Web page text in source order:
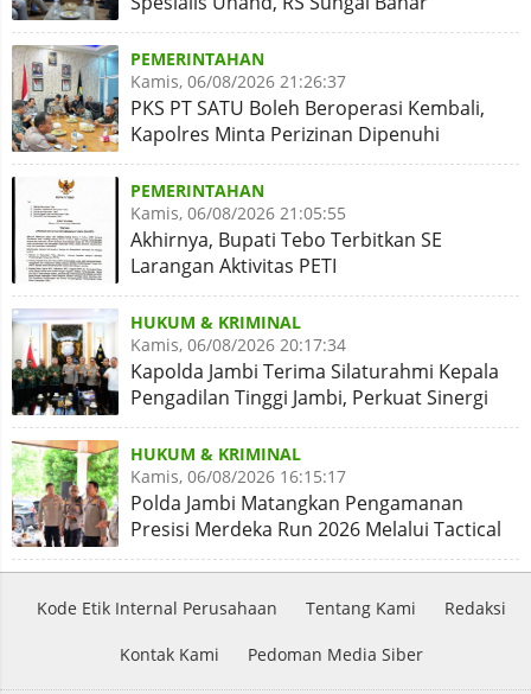
Disiapkan Naik Kelas
PEMERINTAHAN
Kamis, 06/08/2026 21:26:37
PKS PT SATU Boleh Beroperasi Kembali,
Kapolres Minta Perizinan Dipenuhi
PEMERINTAHAN
Kamis, 06/08/2026 21:05:55
Akhirnya, Bupati Tebo Terbitkan SE
Larangan Aktivitas PETI
HUKUM & KRIMINAL
Kamis, 06/08/2026 20:17:34
Kapolda Jambi Terima Silaturahmi Kepala
Pengadilan Tinggi Jambi, Perkuat Sinergi
Antar Lembaga
HUKUM & KRIMINAL
Kamis, 06/08/2026 16:15:17
Polda Jambi Matangkan Pengamanan
Presisi Merdeka Run 2026 Melalui Tactical
Floor Game
Kode Etik Internal Perusahaan Tentang Kami Redaksi
Kontak Kami Pedoman Media Siber